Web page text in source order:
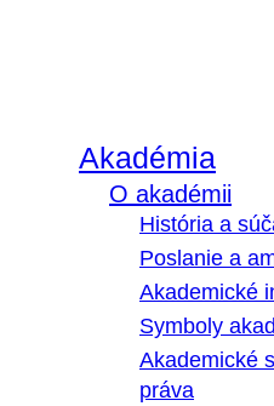
Akadémia
O akadémii
História a
Poslanie a
Akademické
Symboly
Akademické
práva